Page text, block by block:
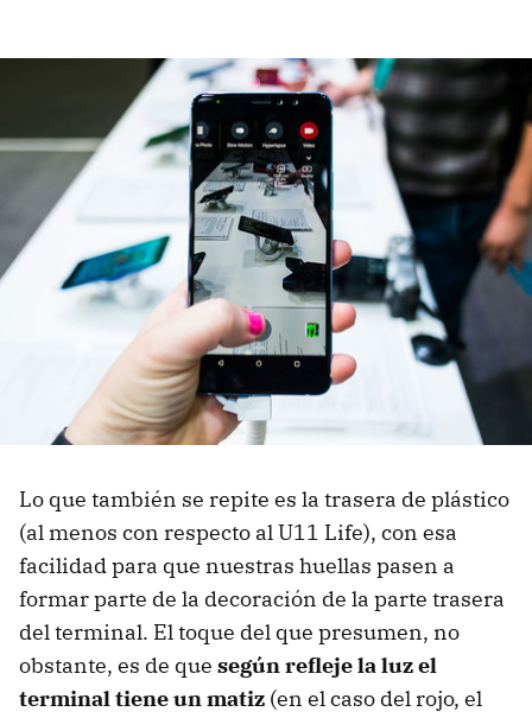
Lo que también se repite es la trasera de plástico
(al menos con respecto al U11 Life), con esa
facilidad para que nuestras huellas pasen a
formar parte de la decoración de la parte trasera
del terminal. El toque del que presumen, no
obstante, es de que según refleje la luz el
terminal tiene un matiz (en el caso del rojo, el